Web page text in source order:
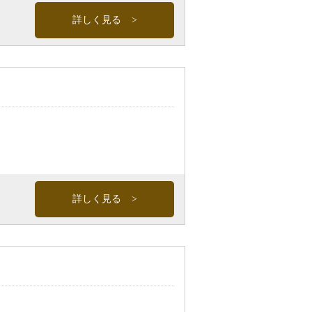
詳しく見る
詳しく見る